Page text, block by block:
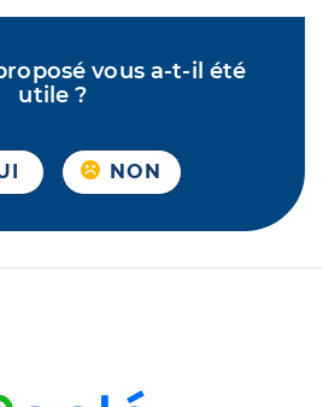
vous a-t-il été
utile ?
NON